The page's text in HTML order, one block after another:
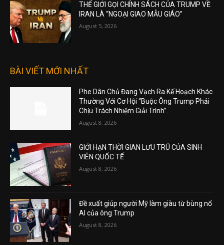
THẾ GIỚI GỌI CHÍNH SÁCH CỦA TRUMP VỀ
IRAN LÀ “NGOẠI GIAO MẪU GIÁO”
August 5, 2026
BÀI VIẾT MỚI NHẤT
Phe Dân Chủ Đang Vạch Ra Kế Hoạch Khác
Thường Với Cơ Hội “Buộc Ông Trump Phải
Chịu Trách Nhiệm Giải Trình”.
August 8, 2026
GIỚI HẠN THỜI GIAN LƯU TRÚ CỦA SINH
VIÊN QUỐC TẾ
August 8, 2026
Đề xuất giúp người Mỹ làm giàu từ bùng nổ
AI của ông Trump
August 8, 2026